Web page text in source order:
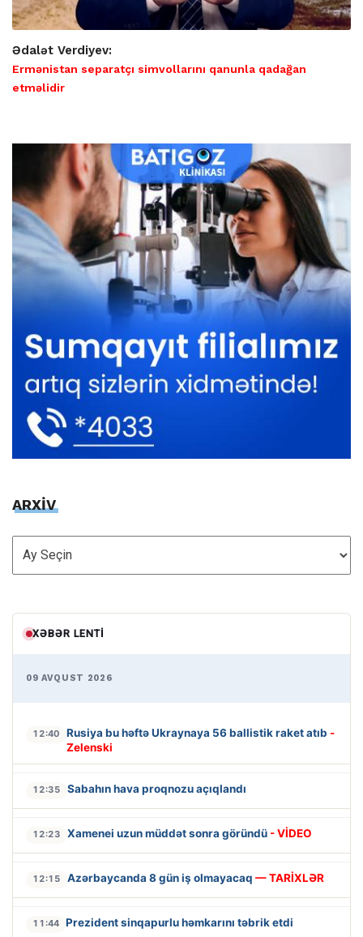
Ədalət Verdiyev:
Ermənistan separatçı simvollarını qanunla qadağan
etməlidir
ARXİV
ARXİV
XƏBƏR LENTI
09 AVQUST 2026
12:40 Rusiya bu həftə Ukraynaya 56 ballistik raket atıb -
Zelenski
12:35 Sabahın hava proqnozu açıqlandı
12:23 Xamenei uzun müddət sonra göründü - VİDEO
12:15 Azərbaycanda 8 gün iş olmayacaq — TARİXLƏR
11:44 Prezident sinqapurlu həmkarını təbrik etdi